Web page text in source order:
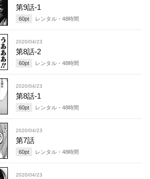
第9話-1
60pt レンタル・ 48時間
2020/04/23
第8話-2
60pt レンタル・ 48時間
2020/04/23
第8話-1
60pt レンタル・ 48時間
2020/04/23
第7話
60pt レンタル・ 48時間
2020/04/23